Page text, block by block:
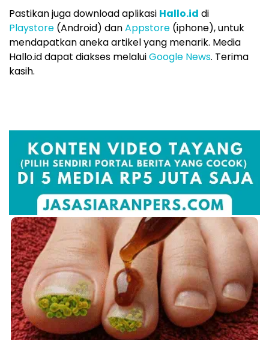
Pastikan juga download aplikasi Hallo.id di
Playstore (Android) danAppstore (iphone), untuk
mendapatkan aneka artikel yang menarik. Media
Hallo.id dapat diakses melaluiGoogle News. Terima
kasih.